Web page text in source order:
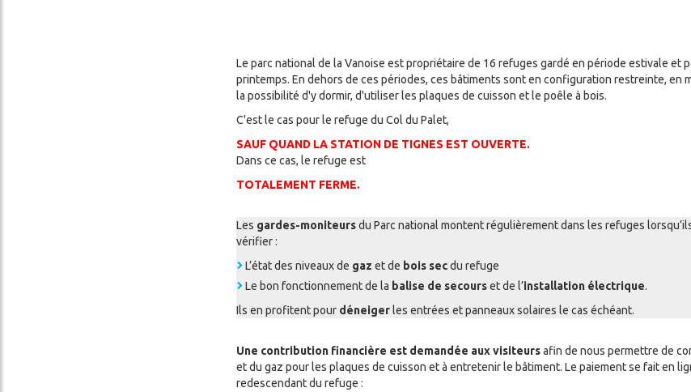
Le parc national de la Vanoise est propriétaire de 16 refuges gardé en période estivale et
printemps. En dehors de ces périodes, ces bâtiments sont en configuration restreinte, en
la possibilité d'y dormir, d'utiliser les plaques de cuisson et le poêle à bois.
C'est le cas pour le refuge du Col du Palet,
SAUF QUAND LA STATION DE TIGNES EST OUVERTE.
Dans ce cas, le refuge est
TOTALEMENT FERME.
Les gardes-moniteursdu Parc national montent régulièrement dans les refuges
vérifier :
L’état des niveaux de gaz et de bois secdu refuge
Le bon fonctionnement de la balise de secourset de l’installation électrique.
Ils en profitent pour déneiger les entrées et panneaux solaires le cas échéant.
Une contribution financière est demandée aux visiteursafin de nous permettre de
et du gaz pour les plaques de cuisson et à entretenir le bâtiment. Le paiement se fait en
redescendant du refuge :